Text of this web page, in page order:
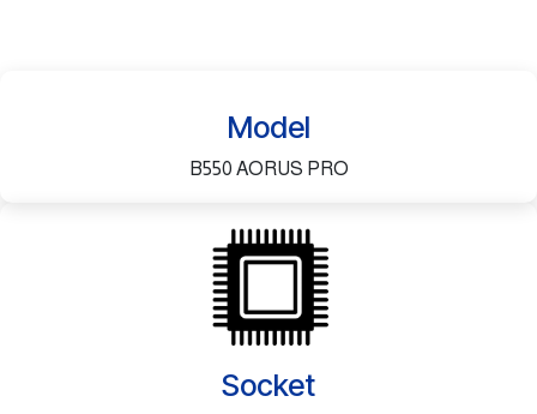
Model
B550 AORUS PRO
Socket